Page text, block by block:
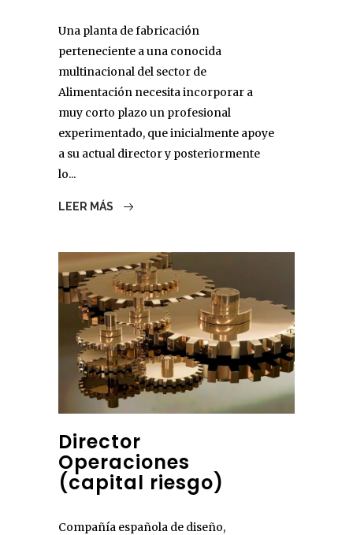
Una planta de fabricación
perteneciente a una conocida
multinacional del sector de
Alimentación necesita incorporar a
muy corto plazo un profesional
experimentado, que inicialmente apoye
a su actual director y posteriormente
lo...
LEER MÁS
Director
Operaciones
(capital riesgo)
Compañía española de diseño,